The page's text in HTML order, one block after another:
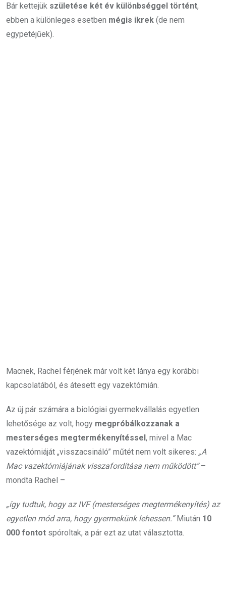
Bár kettejük születése két év különbséggel történt,
ebben a különleges esetben mégis ikrek (de nem
egypetéjűek).
Macnek, Rachel férjének már volt két lánya egy korábbi
kapcsolatából, és átesett egy vazektómián.
Az új pár számára a biológiai gyermekvállalás egyetlen
lehetősége az volt, hogy megpróbálkozzanak a
mesterséges megtermékenyítéssel, mivel a Mac
vazektómiáját „visszacsináló” műtét nem volt sikeres: „A
Mac vazektómiájának visszafordítása nem működött”–
mondta Rachel –
„így tudtuk, hogy az IVF (mesterséges megtermékenyítés) az
egyetlen mód arra, hogy gyermekünk lehessen.”Miután 10
000 fontot spóroltak, a pár ezt az utat választotta.